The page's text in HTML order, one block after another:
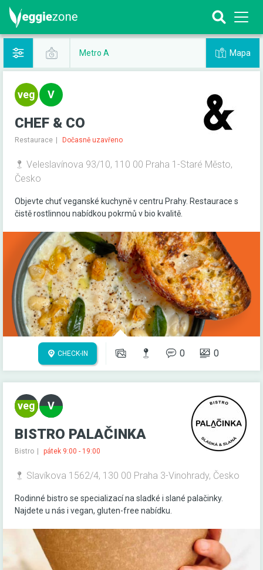
Metro A Mapa
CHEF & CO
Restaurace Dočasně uzavřeno
Veleslavínova 93/10, 110 00 Praha 1-Staré Město,
Česko
Objevte chuť veganské kuchyně v centru Prahy. Restaurace s
čistě rostlinnou nabídkou pokrmů v bio kvalitě.
CHECK-IN 0 0
BISTRO PALAČINKA
Bistro pátek 9:00 - 19:00
Slavíkova 1562/4, 130 00 Praha 3-Vinohrady, Česko
Rodinné bistro se specializací na sladké i slané palačinky.
Najdete u nás i vegan, gluten-free nabídku.